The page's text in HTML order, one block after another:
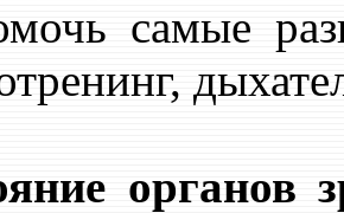
самые
органов